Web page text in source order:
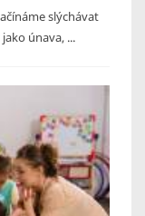
slýchávat
únava, ...